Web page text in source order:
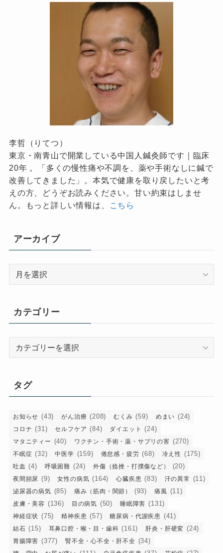
李哲（りてつ）
東京・南青山で開業している中国人鍼灸師です｜臨床
20年 。「多くの慢性痛や不調を、薬や手術なしに鍼で
改善してきました」。本気で健康を取り戻したいと考
えの方、どうぞお読みください。甘い約束はしませ
ん。もっと詳しい情報は、
こちら
アーカイブ
ブ
カテゴリー
ー
タグ
お知らせ (43) がん治療 (208) むくみ (59) めまい (24)
コロナ (31) セルフケア (84) ダイエット (24)
マタニティー (40) ワクチン・手術・薬・サプリの害 (270)
不眠症 (32) 中医学 (159) 倦怠感・疲労 (68) 冷え性 (175)
吐血 (4) 呼吸困難 (24) 外傷（捻挫・打撲傷など） (20)
夜間頻尿 (9) 女性の病気 (164) 心臓疾患 (83) 汗の異常 (11)
泌尿器の病気 (85) 痛み（筋肉・関節） (93) 痛風 (11)
皮膚・美容 (136) 目の病気 (50) 睡眠障害 (131)
神経症状 (75) 精神疾患 (57) 糖尿病・代謝疾患 (41)
結石 (15) 耳鼻口腔・喉・目・歯科 (161) 肝炎・肝硬変 (24)
胃腸障害 (377) 腎不全・心不全・肝不全 (34)